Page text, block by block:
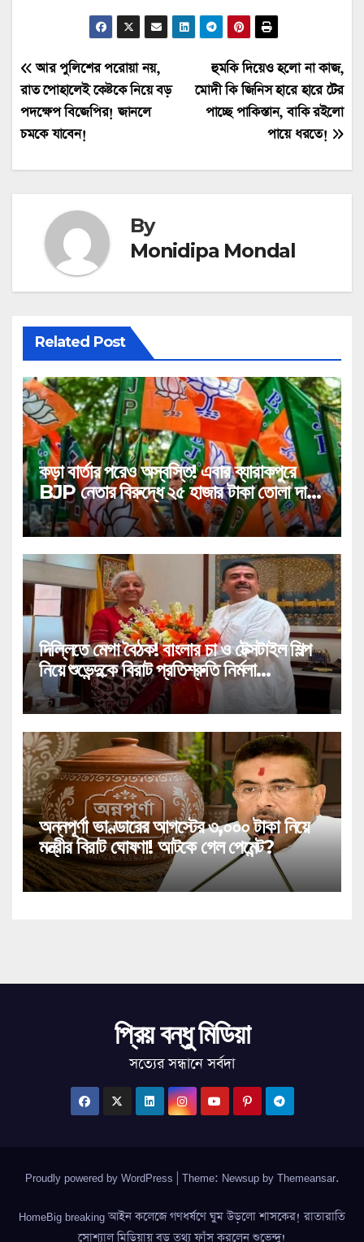
Post
navigation
হুমকি দিয়েও হলো না কাজ,
মোদী কি জিনিস হারে হারে টের
পাচ্ছে পাকিস্তান, বাকি রইলো
পায়ে ধরতে!
আর পুলিশের পরোয়া নয়,
রাত পোহালেই কেষ্টকে নিয়ে বড়
পদক্ষেপ বিজেপির! জানলে
চমকে যাবেন!
By
Monidipa Mondal
Related Post
কড়া বার্তার পরেও অস্বস্তি! এবার ব্যারাকপুরে
BJP নেতার বিরুদ্ধে ২৫ হাজার টাকা তোলা দাবির
গুরুতর অভিযোগ, ভাইরাল অডিও!
দিল্লিতে মেগা বৈঠক! বাংলার চা ও টেক্সটাইল শিল্প
নিয়ে শুভেন্দুকে বিরাট প্রতিশ্রুতি নির্মলা
সীতারামণের!
অন্নপূর্ণা ভাণ্ডারের আগস্টের ৩,০০০ টাকা নিয়ে
মন্ত্রীর বিরাট ঘোষণা! আটকে গেল পেমেন্ট?
প্রিয় বন্ধু মিডিয়া
সত্যের সন্ধানে সর্বদা
Proudly powered by WordPress Theme: Newsup by Themeansar.
HomeBig breaking আইন কলেজে গণধর্ষণে ঘুম উড়লো শাসকের! রাতারাতি
সোশ্যাল মিডিয়ায় বড় তথ্য ফাঁস করলেন শুভেন্দু!